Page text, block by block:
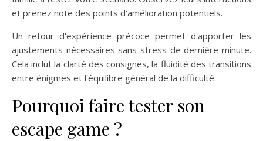
et prenez note des points d'amélioration potentiels.
Un retour d'expérience précoce permet d'apporter les
ajustements nécessaires sans stress de dernière minute.
Cela inclut la clarté des consignes, la fluidité des transitions
entre énigmes et l'équilibre général de la difficulté.
Pourquoi faire tester son
escape game ?